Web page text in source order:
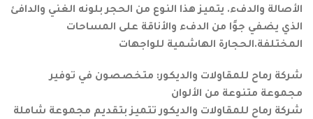
الأصالة والدفء. يتميز هذا النوع من الحجر بلونه الغني والدافئ
الذي يضفي جوًا من الدفء والأناقة على المساحات
المختلفة.الحجارة الهاشمية للواجهات
شركة رماح للمقاولات والديكور: متخصصون في توفير
مجموعة متنوعة من الألوان
شركة رماح للمقاولات والديكور تتميز بتقديم مجموعة شاملة